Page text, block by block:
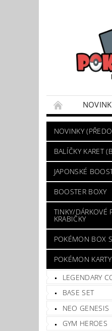
POKÉMON
VÝKUP
NOVINKY
BALÍČKY KARET
JAPONSKÉ
BOOSTER BOXY
TINKY/DÁRKOVÉ
KRABIČKY
POKÉMON BOX
POKÉMON KARTY
LEGENDARY
BASE SET
NEO GENESIS
GYM HEROES